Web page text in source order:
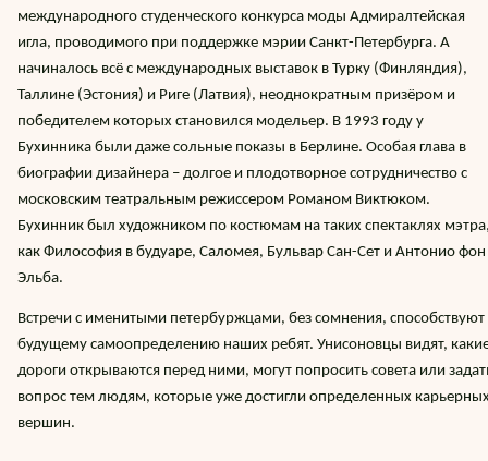
международного студенческого конкурса моды Адмиралтейская
игла, проводимого при поддержке мэрии Санкт-Петербурга. А
начиналось всё с международных выставок в Турку (Финляндия),
Таллине (Эстония) и Риге (Латвия), неоднократным призёром и
победителем которых становился модельер. В 1993 году у
Бухинника были даже сольные показы в Берлине. Особая глава в
биографии дизайнера – долгое и плодотворное сотрудничество с
московским театральным режиссером Романом Виктюком.
Бухинник был художником по костюмам на таких спектаклях
как Философия в будуаре, Саломея, Бульвар Сан-Сет и Антонио фон
Эльба.
Встречи с именитыми петербуржцами, без сомнения, способствуют
будущему самоопределению наших ребят. Унисоновцы видят,
дороги открываются перед ними, могут попросить совета или
вопрос тем людям, которые уже достигли определенных
вершин.